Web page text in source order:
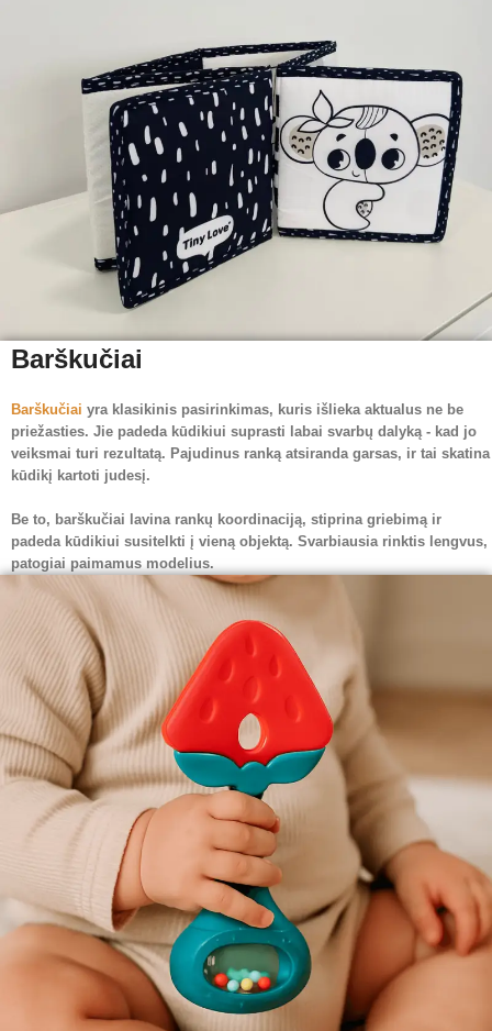
Barškučiai
Barškučiai yra klasikinis pasirinkimas, kuris išlieka aktualus ne be
priežasties. Jie padeda kūdikiui suprasti labai svarbų dalyką - kad jo
veiksmai turi rezultatą. Pajudinus ranką atsiranda garsas, ir tai skatina
kūdikį kartoti judesį.
Be to, barškučiai lavina rankų koordinaciją, stiprina griebimą ir
padeda kūdikiui susitelkti į vieną objektą. Svarbiausia rinktis lengvus,
patogiai paimamus modelius.